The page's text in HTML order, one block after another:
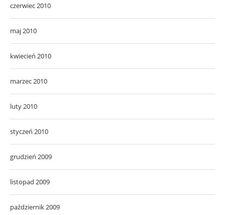
czerwiec 2010
maj 2010
kwiecień 2010
marzec 2010
luty 2010
styczeń 2010
grudzień 2009
listopad 2009
październik 2009